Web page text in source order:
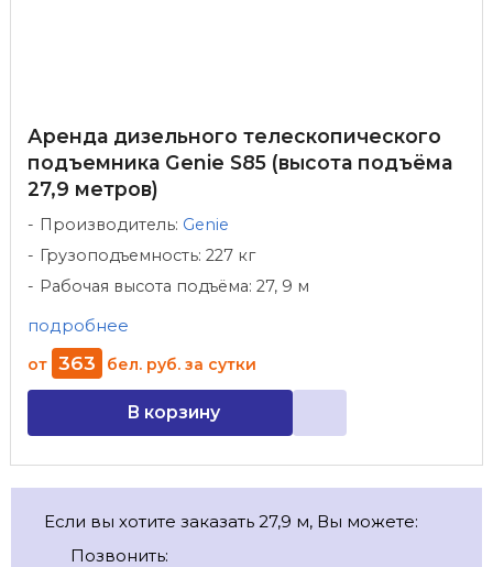
Аренда дизельного телескопического
подъемника Genie S85 (высота подъёма
27,9 метров)
Производитель: Genie
Грузоподъемность: 227 кг
Рабочая высота подъёма: 27, 9 м
подробнее
от 363 бел. руб. за сутки
В корзину
Если вы хотите заказать 27,9 м, Вы можете:
Позвонить: